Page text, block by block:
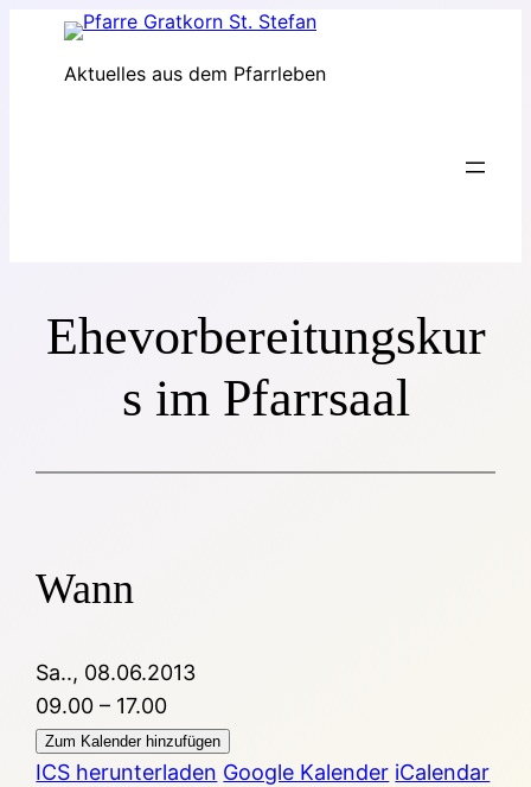
Aktuelles aus dem Pfarrleben
Ehevorbereitungskur
s im Pfarrsaal
Wann
Sa.., 08.06.2013
09.00 – 17.00
Zum Kalender hinzufügen
ICS herunterladen Google Kalender iCalendar